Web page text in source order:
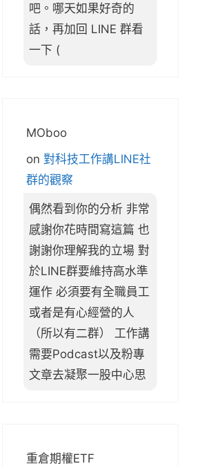
吧。哪天如果好奇的
話，再加回 LINE 群看
一下 (
MOboo
on 對科技工作講LINE社
群的觀察
偶然看到你的分析 非常
感謝你花時間寫這篇 也
謝謝你理解我的立場 對
於LINE群要維持高水準
運作 必須要有全職員工
或者是有心經營的人
（所以有二群） 工作講
需要Podcast以及粉專
文章去凝聚一股中心思
重倉期權ETF